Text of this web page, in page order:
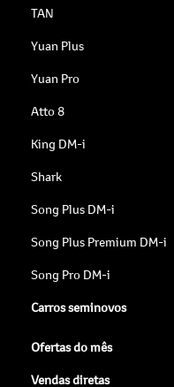
TAN
Yuan Plus
Yuan Pro
Atto 8
King DM-i
Shark
Song Plus DM-i
Song Plus Premium DM-i
Song Pro DM-i
Carros seminovos
Ofertas do mês
Vendas diretas